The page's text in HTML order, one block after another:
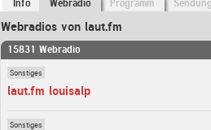
Info Webradio Programm
Webradios von laut.fm
15831 Webradio
Sonstiges
laut.fm louisalp
Sonstiges